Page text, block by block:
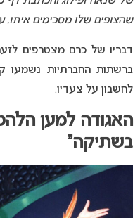
שהצופים שלו מסכימים איתו.
דבריו של כרם מצטרפים
לחשבון על צעדיו.
האגודה למען
בשתיקה”